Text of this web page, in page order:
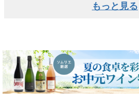
もっと見る